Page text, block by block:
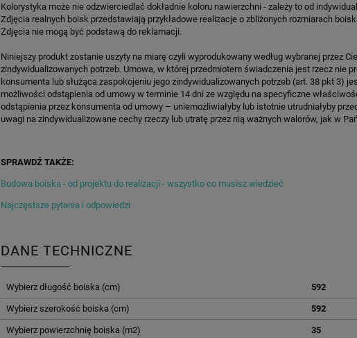
Kolorystyka może nie odzwierciedlać dokładnie koloru nawierzchni - zależy to od
Zdjęcia realnych boisk przedstawiają przykładowe realizacje o zbliżonych rozmiarach
Zdjęcia nie mogą być podstawą do reklamacji.
Niniejszy produkt zostanie uszyty na miarę czyli wyprodukowany według wybranej przez
zindywidualizowanych potrzeb. Umowa, w której przedmiotem świadczenia jest rzecz nie
konsumenta lub służąca zaspokojeniu jego zindywidualizowanych potrzeb (art. 38 pkt 3)
możliwości odstąpienia od umowy w terminie 14 dni ze względu na specyficzne
odstąpienia przez konsumenta od umowy – uniemożliwiałyby lub istotnie utrudniałyby
uwagi na zindywidualizowane cechy rzeczy lub utratę przez nią ważnych walorów, jak w
SPRAWDŹ TAKŻE:
Budowa boiska - od projektu do realizacji - wszystko co musisz wiedzieć
Najczęstsze pytania i odpowiedzi
DANE TECHNICZNE
Wybierz długość boiska (cm) 592
Wybierz szerokość boiska (cm) 592
Wybierz powierzchnię boiska (m2) 35